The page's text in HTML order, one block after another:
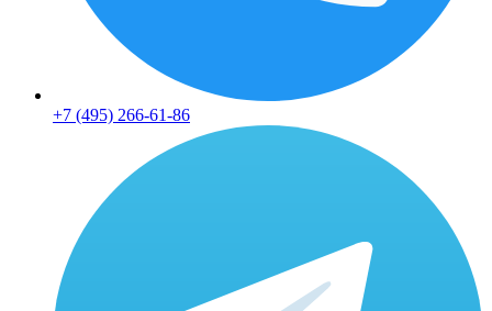
+7 (495) 266-61-86